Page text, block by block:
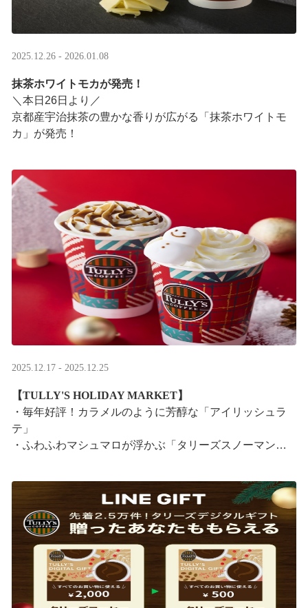
2025.12.26 - 2026.01.08
抹茶ホワイトモカが発売！
＼本日26日より／
京都産宇治抹茶の豊かな香りが広がる「抹茶ホワイトモ
カ」が発売！
2025.12.17 - 2025.12.25
【TULLY'S HOLIDAY MARKET】
・毎年好評！カラメルのように芳醇な「アイリッシュラ
テ」
・ふわふわマシュマロが浮かぶ「タリーズスノーマンラ
特別なドリンクと一緒に、クリスマス気分をお楽しみく
ださい。